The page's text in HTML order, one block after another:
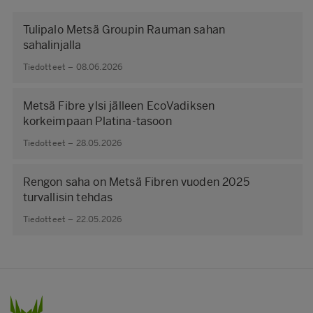
Tulipalo Metsä Groupin Rauman sahan
sahalinjalla
Tiedotteet – 08.06.2026
Metsä Fibre ylsi jälleen EcoVadiksen
korkeimpaan Platina-tasoon
Tiedotteet – 28.05.2026
Rengon saha on Metsä Fibren vuoden 2025
turvallisin tehdas
Tiedotteet – 22.05.2026